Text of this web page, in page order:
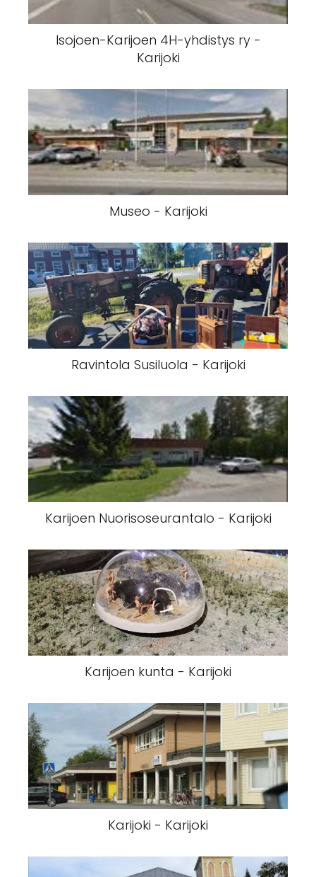
Isojoen-Karijoen 4H-yhdistys ry -
Karijoki
Museo - Karijoki
Ravintola Susiluola - Karijoki
Karijoen Nuorisoseurantalo - Karijoki
Karijoen kunta - Karijoki
Karijoki - Karijoki